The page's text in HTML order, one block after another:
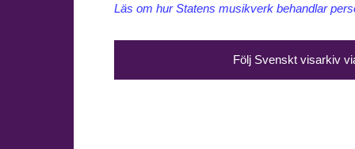
Läs om hur Statens musikverk behandlar
Följ Svenskt visarkiv